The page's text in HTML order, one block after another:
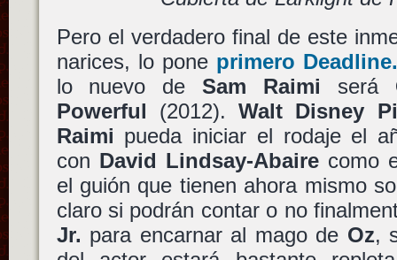
Pero el verdadero final de este
narices, lo pone primero
lo nuevo deSam Raimi será
Powerful (2012).Walt Disney
Raimi pueda iniciar el rodaje el
con David Lindsay-Abairecomo
el guión que tienen ahora mismo
claro si podrán contar o no
Jr. para encarnar al mago de Oz,